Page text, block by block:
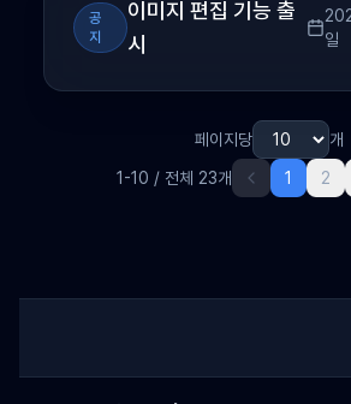
공
지
이미지 편집 기능 출
시
일
페이지당
개
1 -10 / 전체 23개 1 2